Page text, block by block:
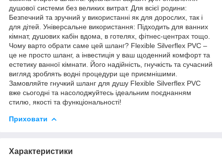
душової системи без великих витрат. Для всієї родини:
Безпечний та зручний у використанні як для дорослих, так і
для дітей. Універсальне використання: Підходить для ванних
кімнат, душових кабін вдома, в готелях, фітнес-центрах тощо.
Чому варто обрати саме цей шланг? Flexible Silverflex PVC –
це не просто шланг, а інвестиція у ваш щоденний комфорт та
естетику ванної кімнати. Його надійність, гнучкість та сучасний
вигляд зроблять водні процедури ще приємнішими.
Замовляйте гнучкий шланг для душу Flexible Silverflex PVC
вже сьогодні та насолоджуйтесь ідеальним поєднанням
стилю, якості та функціональності!
Приховати
Характеристики